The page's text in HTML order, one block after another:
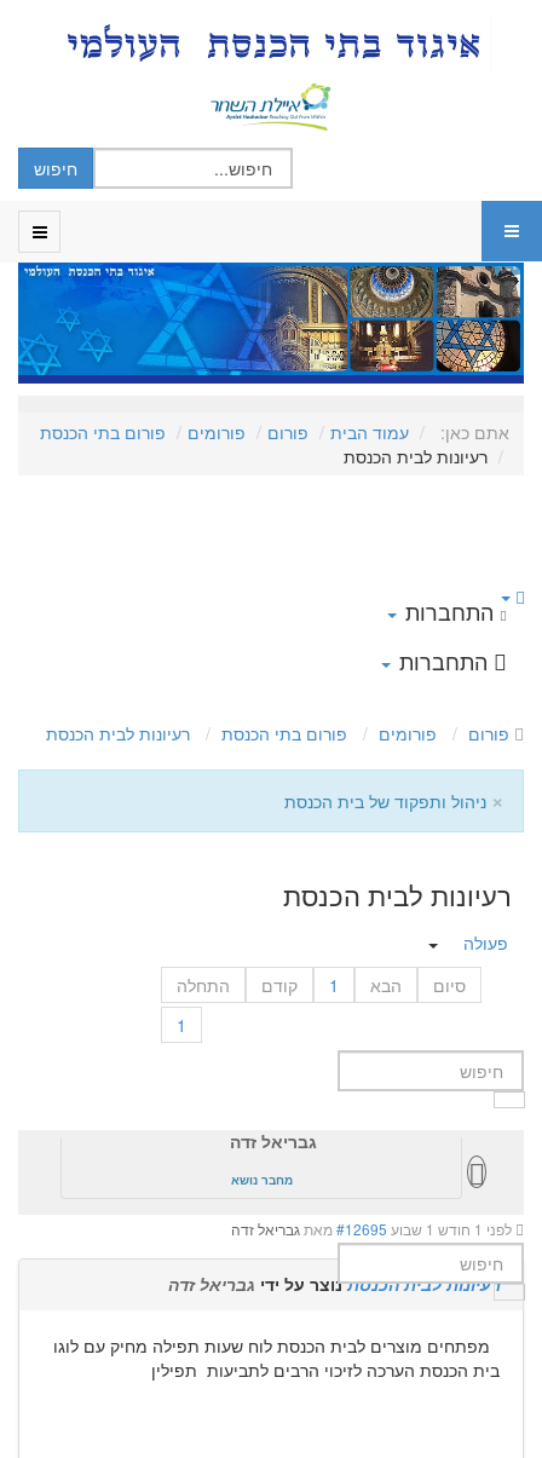
אתם כאן: עמוד הבית פורום פורומים
פורום בתי הכנסת
רעיונות לבית הכנסת
התחברות
התחברות
פורום פורומים פורום בתי הכנסת רעיונות לבית הכנסת
× ניהול ותפקוד של בית הכנסת
רעיונות לבית הכנסת
פעולה
התחלה
קודם 1 הבא
סיום
1
גבריאל זדה
מחבר נושא
לפני 1 חודש 1 שבוע #12695מאתגבריאל זדה
רעיונות לבית הכנסתנוצר על ידי גבריאל זדה
מפתחים מוצרים לבית הכנסת לוח שעות תפילה מחיק עם לוגו
בית הכנסת הערכה לזיכוי הרבים לתביעות תפילין